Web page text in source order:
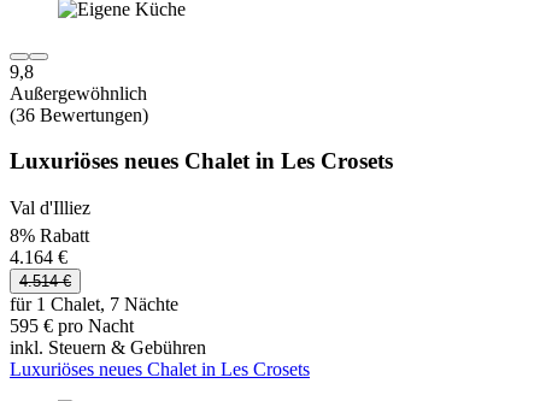
9,8
Außergewöhnlich
(36 Bewertungen)
Luxuriöses neues Chalet in Les Crosets
Val d'Illiez
8% Rabatt
4.164 €
4.514 €
für 1 Chalet, 7 Nächte
595 € pro Nacht
inkl. Steuern & Gebühren
Luxuriöses neues Chalet in Les Crosets